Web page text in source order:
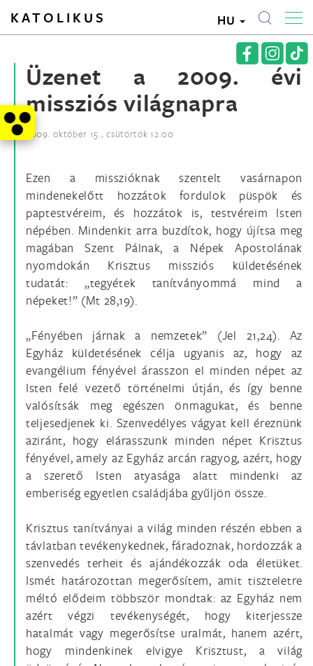
KATOLIKUS HU
Üzenet a 2009. évi
missziós világnapra
2009. október 15., csütörtök 12:00
Ezen a misszióknak szentelt vasárnapon
mindenekelőtt hozzátok fordulok püspök és
paptestvéreim, és hozzátok is, testvéreim Isten
népében. Mindenkit arra buzdítok, hogy újítsa meg
magában Szent Pálnak, a Népek Apostolának
nyomdokán Krisztus missziós küldetésének
tudatát: „tegyétek tanítványommá mind a
népeket!” (Mt 28,19).
„Fényében járnak a nemzetek” (Jel 21,24). Az
Egyház küldetésének célja ugyanis az, hogy az
evangélium fényével árasszon el minden népet az
Isten felé vezető történelmi útján, és így benne
valósítsák meg egészen önmagukat, és benne
teljesedjenek ki. Szenvedélyes vágyat kell éreznünk
aziránt, hogy elárasszunk minden népet Krisztus
fényével, amely az Egyház arcán ragyog, azért, hogy
a szerető Isten atyasága alatt mindenki az
emberiség egyetlen családjába gyűljön össze.
Krisztus tanítványai a világ minden részén ebben a
távlatban tevékenykednek, fáradoznak, hordozzák a
szenvedés terheit és ajándékozzák oda életüket.
Ismét határozottan megerősítem, amit tiszteletre
méltó elődeim többször mondtak: az Egyház nem
azért végzi tevékenységét, hogy kiterjessze
hatalmát vagy megerősítse uralmát, hanem azért,
hogy mindenkinek elvigye Krisztust, a világ